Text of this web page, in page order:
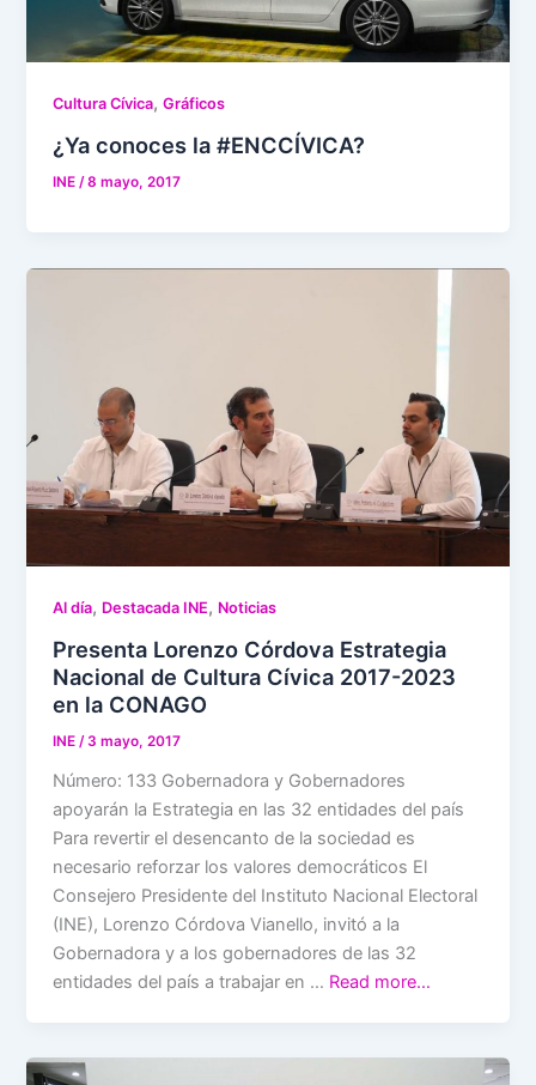
Cultura Cívica,Gráficos
¿Ya conoces la #ENCCÍVICA?
INE /8 mayo, 2017
Al día, Destacada INE, Noticias
Presenta Lorenzo Córdova Estrategia
Nacional de Cultura Cívica 2017-2023
en la CONAGO
INE/3 mayo, 2017
Número: 133 Gobernadora y Gobernadores
apoyarán la Estrategia en las 32 entidades del país
Para revertir el desencanto de la sociedad es
necesario reforzar los valores democráticos El
Consejero Presidente del Instituto Nacional Electoral
(INE), Lorenzo Córdova Vianello, invitó a la
Gobernadora y a los gobernadores de las 32
entidades del país a trabajar en … Read more…